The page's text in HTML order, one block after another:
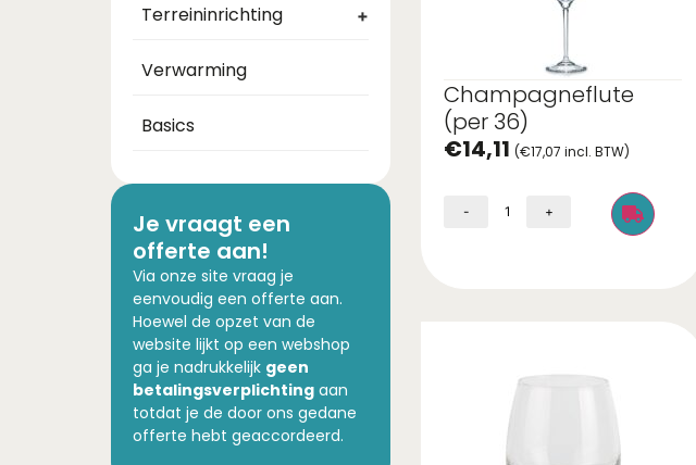
Terreininrichting +
Verwarming
Basics
Je vraagt een
offerte aan!
Via onze site vraag je
eenvoudig een offerte aan.
Hoewel de opzet van de
website lijkt op een webshop
ga je nadrukkelijk geen
betalingsverplichting aan
totdat je de door ons gedane
offerte hebt geaccordeerd.
Champagneflute
(per 36)
€14,11 (€17,07 incl. BTW)
- +